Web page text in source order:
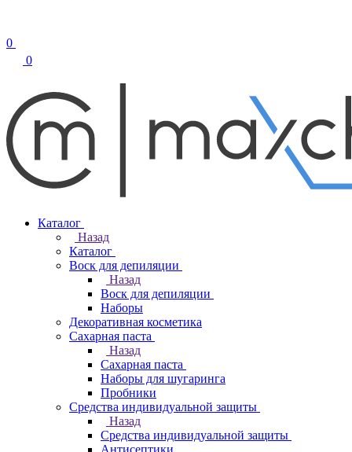
0
0
Каталог
Назад
Каталог
Воск для депиляции
Назад
Воск для депиляции
Наборы
Декоративная косметика
Сахарная паста
Назад
Сахарная паста
Наборы для шугаринга
Пробники
Средства индивидуальной защиты
Назад
Средства индивидуальной защиты
Антисептики